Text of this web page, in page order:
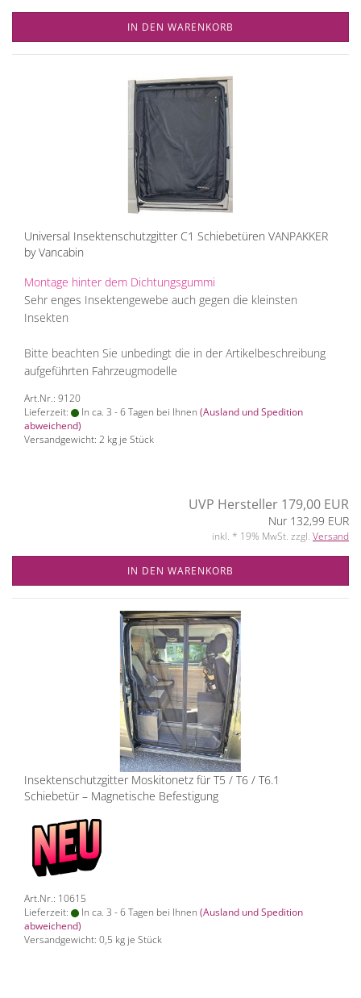
IN DEN WARENKORB
Universal Insektenschutzgitter C1 Schiebetüren VANPAKKER
by Vancabin
Montage hinter dem Dichtungsgummi
Sehr enges Insektengewebe auch gegen die kleinsten
Insekten
Bitte beachten Sie unbedingt die in der Artikelbeschreibung
aufgeführten Fahrzeugmodelle
Art.Nr.: 9120
Lieferzeit:
In ca. 3 - 6 Tagen bei Ihnen (Ausland und Spedition
abweichend)
Versandgewicht: 2 kg je Stück
UVP Hersteller 179,00 EUR
Nur 132,99 EUR
inkl. * 19% MwSt. zzgl. Versand
IN DEN WARENKORB
Insektenschutzgitter Moskitonetz für T5 / T6 / T6.1
Schiebetür – Magnetische Befestigung
Art.Nr.: 10615
Lieferzeit:
In ca. 3 - 6 Tagen bei Ihnen (Ausland und Spedition
abweichend)
Versandgewicht: 0,5 kg je Stück